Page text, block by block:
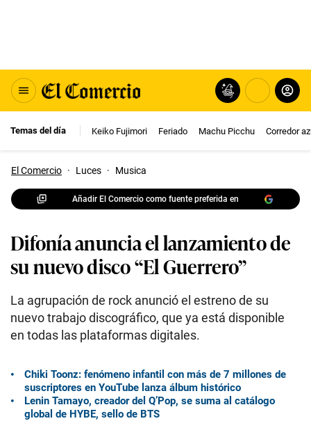
Temas del día Keiko Fujimori Feriado Machu Picchu Corredor
El Comercio · Luces · Musica
Añadir El Comercio como fuente preferida en
Difonía anuncia el lanzamiento de
su nuevo disco “El Guerrero”
La agrupación de rock anunció el estreno de su
nuevo trabajo discográfico, que ya está disponible
en todas las plataformas digitales.
Chiki Toonz: fenómeno infantil con más de 7 millones de
suscriptores en YouTube lanza álbum histórico
Lenin Tamayo, creador del Q’Pop, se suma al catálogo
global de HYBE, sello de BTS